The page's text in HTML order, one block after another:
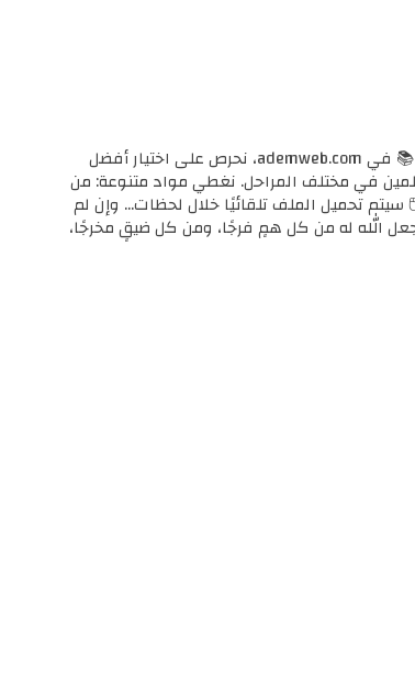
🎓 مرحبًا بك في ademweb.com – وجهتك الأولى للموارد التعليمية المجانية والمميزة! 📚 في ademweb.com، نحرص على اختيار أفضل
في مختلف المراحل. نغطي مواد متنوعة: من
🖱️ سيتم تحميل الملف تلقائيًا خلال لحظات... وإن لم
جعل الله له من كل همٍ فرجًا، ومن كل ضيقٍ مخرجًا،